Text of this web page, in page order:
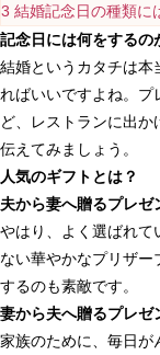
3 結婚記念日の種類に
記念日には何をするの
結婚というカタチは本
ればいいですよね。プ
ど、レストランに出
伝えてみましょう。
人気のギフトとは？
夫から妻へ贈るプレゼ
やはり、よく選ばれて
ない華やかなプリザ
するのも素敵です。
妻から夫へ贈るプレゼ
家族のために、毎日が